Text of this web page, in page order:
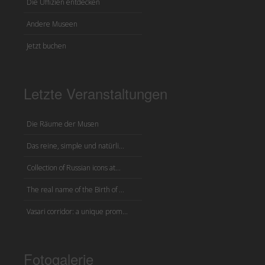
Die Uffizien entdecken
Andere Museen
Jetzt buchen
Letzte Veranstaltungen
Die Räume der Musen
Das reine, simple und natürli...
Collection of Russian icons at...
The real name of the Birth of ...
Vasari corridor: a unique prom...
Fotogalerie